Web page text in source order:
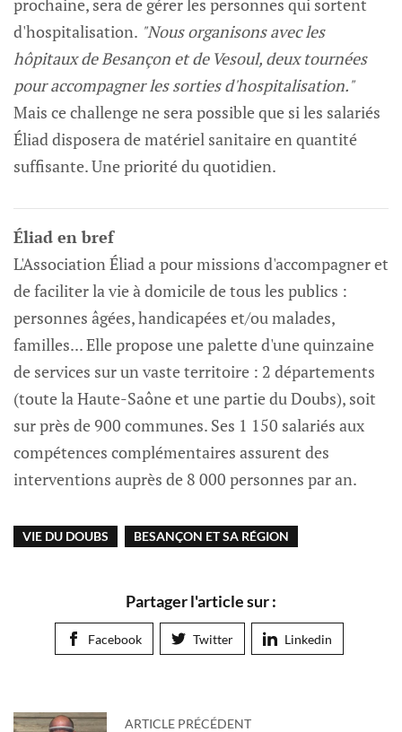
d'hospitalisation. "Nous organisons avec les
hôpitaux de Besançon et de Vesoul, deux tournées
pour accompagner les sorties d'hospitalisation."
Mais ce challenge ne sera possible que si les salariés
Éliad disposera de matériel sanitaire en quantité
suffisante. Une priorité du quotidien.
Éliad en bref
L'Association Éliad a pour missions d'accompagner et
de faciliter la vie à domicile de tous les publics :
personnes âgées, handicapées et/ou malades,
familles... Elle propose une palette d'une quinzaine
de services sur un vaste territoire : 2 départements
(toute la Haute-Saône et une partie du Doubs), soit
sur près de 900 communes. Ses 1 150 salariés aux
compétences complémentaires assurent des
interventions auprès de 8 000 personnes par an.
VIE DU DOUBS BESANÇON ET SA RÉGION
Partager l'article sur :
Facebook Twitter Linkedin
ARTICLE PRÉCÉDENT